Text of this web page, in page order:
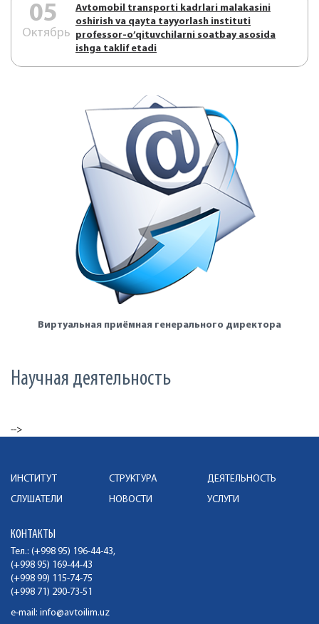
05
Октябрь
Аvtоmоbil trаnspоrti kаdrlаri mаlаkаsini
оshirish vа qаytа tаyyorlаsh instituti
prоfеssоr-o’qituvchilаrni sоаtbаy аsоsidа
ishgа tаklif etаdi
Виртуальная приёмная генерального директора
Научная деятельность
-->
ИНСТИТУТ СТРУКТУРА
ДЕЯТЕЛЬНОСТЬ
СЛУШАТЕЛИ
НОВОСТИ УСЛУГИ
КОНТАКТЫ
Тел.: (+998 95) 196-44-43,
(+998 95) 169-44-43
(+998 99) 115-74-75
(+998 71) 290-73-51
e-mail: info@avtoilim.uz